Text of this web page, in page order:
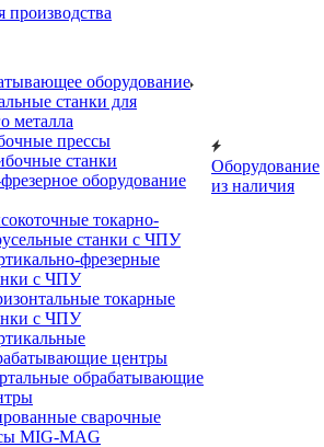
производства
оборудование
станки для
металла
прессы
станки
оборудование
токарно-
станки с ЧПУ
фрезерные
с ЧПУ
токарные
с ЧПУ
центры
обрабатывающие
сварочные
MIG-MAG
Оборудование
из наличия